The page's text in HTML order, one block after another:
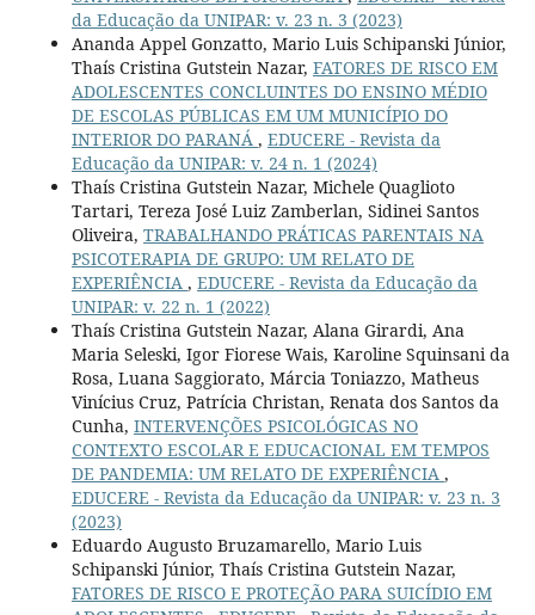
da Educação da UNIPAR: v. 23 n. 3 (2023)
Ananda Appel Gonzatto, Mario Luis Schipanski Júnior,
Thaís Cristina Gutstein Nazar, FATORES DE RISCO EM
ADOLESCENTES CONCLUINTES DO ENSINO MÉDIO
DE ESCOLAS PÚBLICAS EM UM MUNICÍPIO DO
INTERIOR DO PARANÁ , EDUCERE - Revista da
Educação da UNIPAR: v. 24 n. 1 (2024)
Thaís Cristina Gutstein Nazar, Michele Quaglioto
Tartari, Tereza José Luiz Zamberlan, Sidinei Santos
Oliveira, TRABALHANDO PRÁTICAS PARENTAIS NA
PSICOTERAPIA DE GRUPO: UM RELATO DE
EXPERIÊNCIA , EDUCERE - Revista da Educação da
UNIPAR: v. 22 n. 1 (2022)
Thaís Cristina Gutstein Nazar, Alana Girardi, Ana
Maria Seleski, Igor Fiorese Wais, Karoline Squinsani da
Rosa, Luana Saggiorato, Márcia Toniazzo, Matheus
Vinícius Cruz, Patrícia Christan, Renata dos Santos da
Cunha, INTERVENÇÕES PSICOLÓGICAS NO
CONTEXTO ESCOLAR E EDUCACIONAL EM TEMPOS
DE PANDEMIA: UM RELATO DE EXPERIÊNCIA ,
EDUCERE - Revista da Educação da UNIPAR: v. 23 n. 3
(2023)
Eduardo Augusto Bruzamarello, Mario Luis
Schipanski Júnior, Thaís Cristina Gutstein Nazar,
FATORES DE RISCO E PROTEÇÃO PARA SUICÍDIO EM